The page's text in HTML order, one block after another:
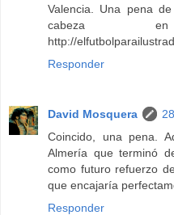
Valencia. Una pena
cabeza
http://
Responder
David Mosquera
Coincido, una pena.
Almería que terminó
como futuro refuerzo
que encajaría
Responder